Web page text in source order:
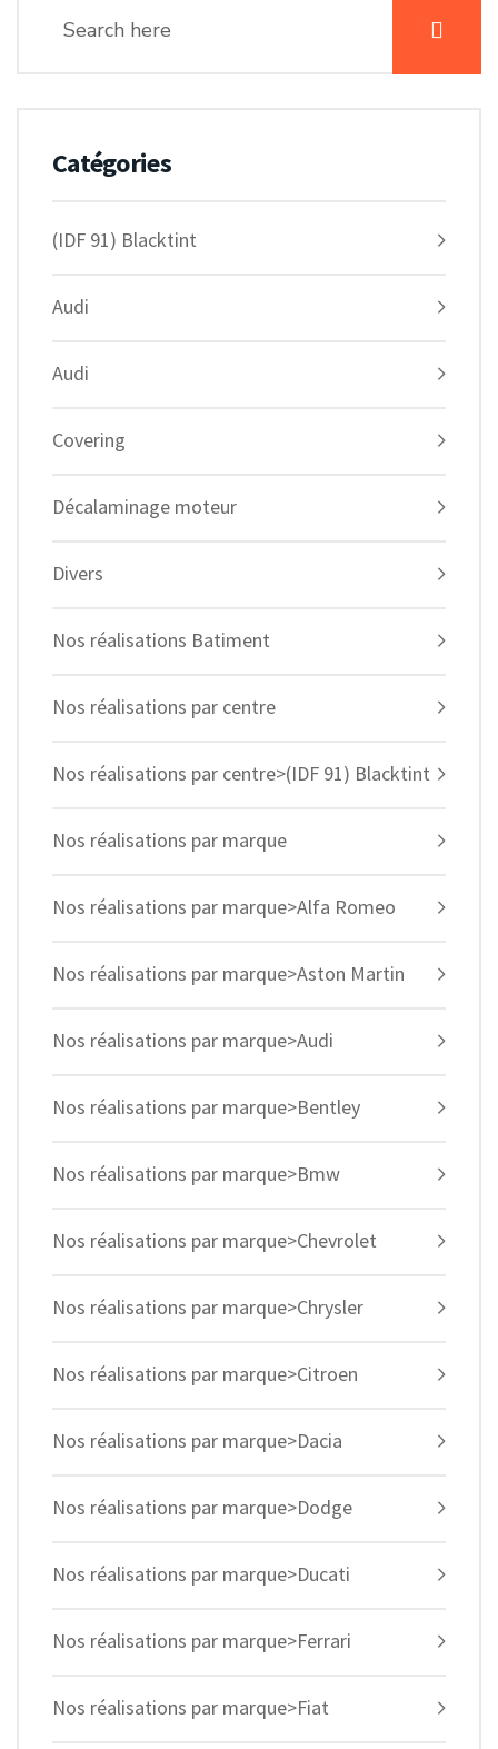
Catégories
(IDF 91) Blacktint
Audi
Audi
Covering
Décalaminage moteur
Divers
Nos réalisations Batiment
Nos réalisations par centre
Nos réalisations par centre>(IDF 91) Blacktint
Nos réalisations par marque
Nos réalisations par marque>Alfa Romeo
Nos réalisations par marque>Aston Martin
Nos réalisations par marque>Audi
Nos réalisations par marque>Bentley
Nos réalisations par marque>Bmw
Nos réalisations par marque>Chevrolet
Nos réalisations par marque>Chrysler
Nos réalisations par marque>Citroen
Nos réalisations par marque>Dacia
Nos réalisations par marque>Dodge
Nos réalisations par marque>Ducati
Nos réalisations par marque>Ferrari
Nos réalisations par marque>Fiat